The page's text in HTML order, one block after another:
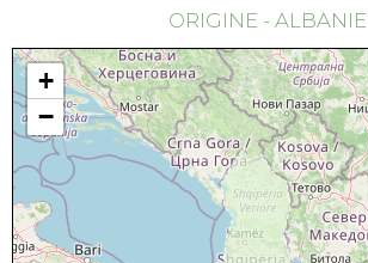
ORIGINE - ALBANIE
+
−